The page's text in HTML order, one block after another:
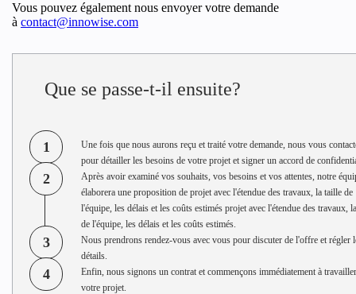
Vous pouvez également nous envoyer votre demande
à contact@innowise.com
Que se passe-t-il ensuite?
1
Une fois que nous aurons reçu et traité votre demande, nous vous
pour détailler les besoins de votre projet et signer un accord de
2
Après avoir examiné vos souhaits, vos besoins et vos attentes, notre
élaborera une proposition de projet avec l'étendue des travaux, la taille de
l'équipe, les délais et les coûts estimés projet avec l'étendue des travaux,
de l'équipe, les délais et les coûts estimés.
3
Nous prendrons rendez-vous avec vous pour discuter de l'offre et régler
détails.
4
Enfin, nous signons un contrat et commençons immédiatement à
votre projet.